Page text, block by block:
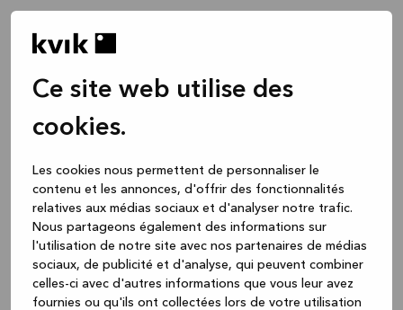
Ce site web utilise des
cookies.
Les cookies nous permettent de personnaliser le
contenu et les annonces, d'offrir des fonctionnalités
relatives aux médias sociaux et d'analyser notre trafic.
Nous partageons également des informations sur
l'utilisation de notre site avec nos partenaires de médias
sociaux, de publicité et d'analyse, qui peuvent combiner
celles-ci avec d'autres informations que vous leur avez
fournies ou qu'ils ont collectées lors de votre utilisation